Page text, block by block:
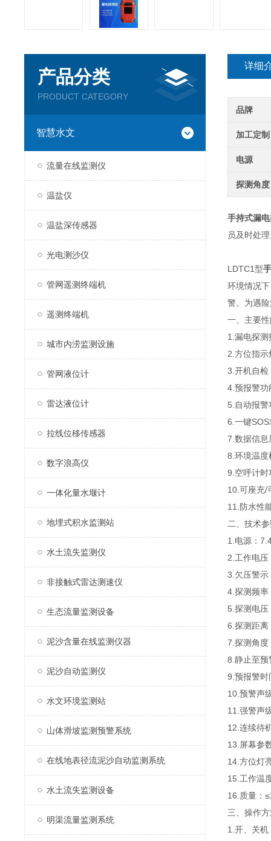
产品分类
PRODUCT CATEGORY
智慧水文
流量在线监测仪
温盐仪
温盐深传感器
光电测沙仪
管网遥测终端机
遥测终端机
城市内涝监测设施
管网液位计
雷达液位计
拉线位移传感器
数字浪高仪
一体化量水堰计
地埋式积水监测站
水土流失监测仪
非接触式雷达测速仪
生态流量监测设备
泥沙含量在线监测仪器
泥沙自动监测仪
水文环境监测站
山体滑坡监测预警系统
在线地表径流泥沙自动监测系统
水土流失监测设备
明渠流量监测系统
详细
品牌
加工定制
电源
探测角度
手持式漏
员及时处
LDTC1型
环境情况
警。为遇
一、主要
1.漏电探
2.方位指示
3.开机自检
4.预报警功
5.自动报警
6.一键
7.数据信息
8.环境温度
9.空呼计时
10.可座充/
11.防水性
二、技术
1.电源：
2.工作电
3.欠压警示
4.探测频
5.探测电
6.探测距
7.探测角度
8.静止至预
9.预报警时
10.预警声
11.强警声
12.连续待
13.屏幕参
14.方位灯
15.工作温
16.质量：
三、操作
1.开、关机